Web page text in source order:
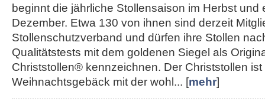
beginnt die jährliche Stollensaison im Herbst und
Dezember. Etwa 130 von ihnen sind derzeit
Stollenschutzverband und dürfen ihre Stollen
Qualitätstests mit dem goldenen Siegel als
Christstollen® kennzeichnen. Der Christstollen ist
Weihnachtsgebäck mit der wohl... [mehr]